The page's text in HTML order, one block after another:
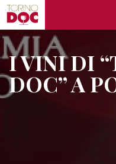
I VINI DI
DOC” A